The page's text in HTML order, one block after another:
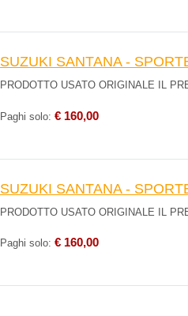
SUZUKI SANTANA -
PRODOTTO USATO ORIGINALE IL
Paghi solo: € 160,00
SUZUKI SANTANA -
PRODOTTO USATO ORIGINALE IL
Paghi solo: € 160,00